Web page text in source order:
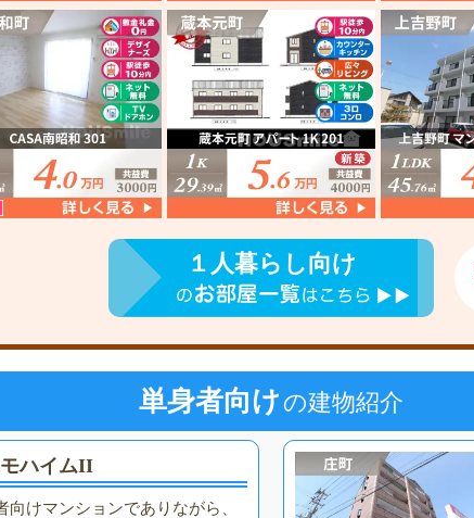
１人暮らし向け
単身者向けの建物紹介
ハイムII
向けマンションでありながら、